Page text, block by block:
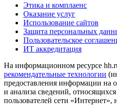
Этика и комплаенс
Оказание услуг
Использование сайтов
Защита персональных
Пользовательское
ИТ аккредитация
На информационном ресурсе
рекомендательные технологии
предоставления информации на
и анализа сведений,
пользователей сети «Интернет»,